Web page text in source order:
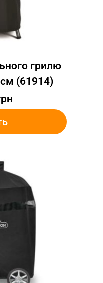
грилю
см (61914)